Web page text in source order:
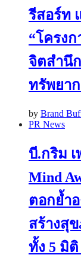
รีสอร์ท
“โครง
จิตสำนึ
ทรัพยา
by Brand
PR News
บี.กริม เ
Mind
ตอกย้ำ
สร้างสุ
ทั้ง 5 มิติ